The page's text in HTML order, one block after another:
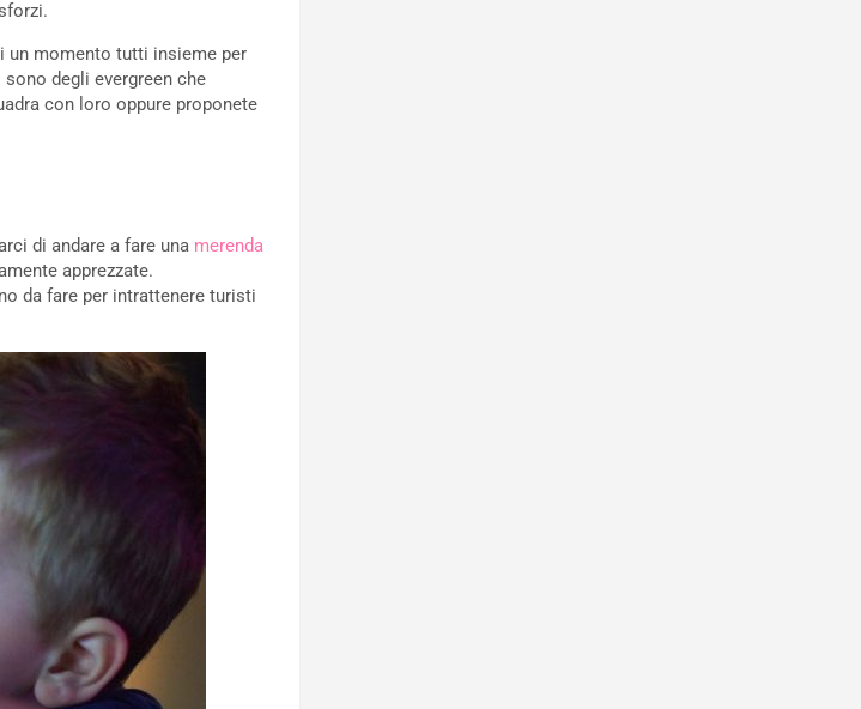
un momento tutti insieme per
degli evergreen che
con loro oppure proponete
di andare a fare una merenda
apprezzate.
da fare per intrattenere turisti